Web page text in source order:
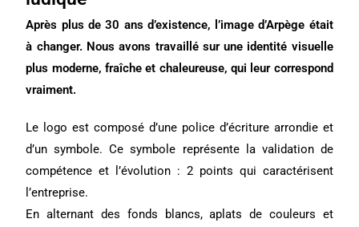
Après plus de 30 ans d’existence, l’image d’Arpège était
à changer. Nous avons travaillé sur une identité visuelle
plus moderne, fraîche et chaleureuse, qui leur correspond
vraiment.
Le logo est composé d’une police d’écriture arrondie et
d’un symbole. Ce symbole représente la validation de
compétence et l’évolution : 2 points qui caractérisent
l’entreprise.
En alternant des fonds blancs, aplats de couleurs et